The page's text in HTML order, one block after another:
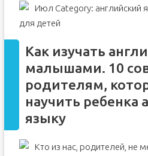
Июл Category: английский
для детей
Как изучать
малышами. 10
родителям,
научить ребенка
языку
Кто из нас, родителей, не